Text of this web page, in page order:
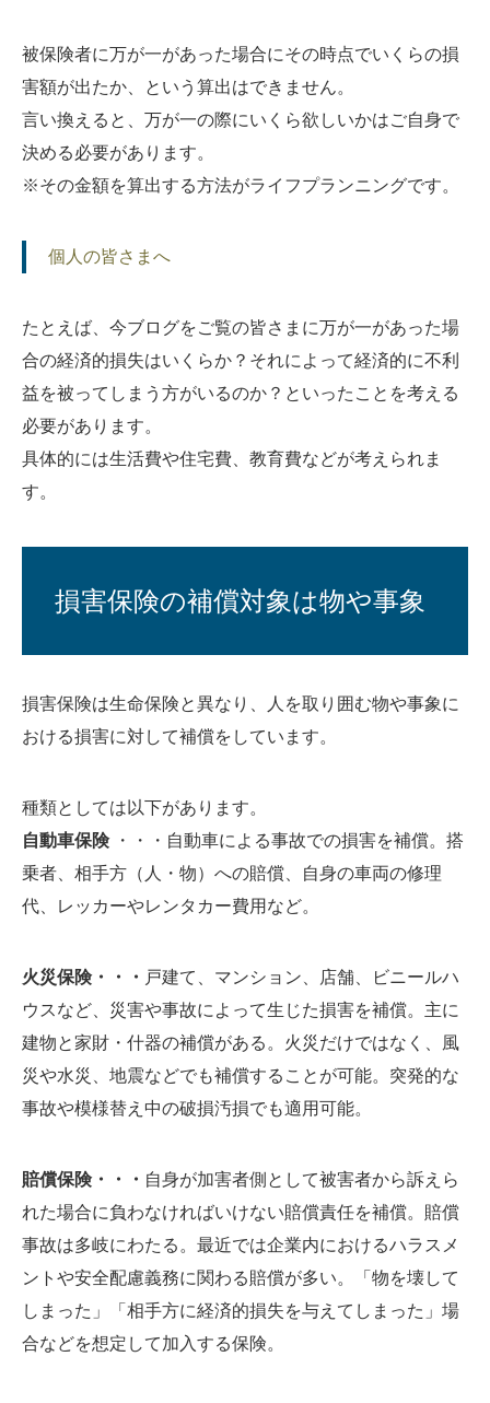
被保険者に万が一があった場合にその時点でいくらの損
害額が出たか、という算出はできません。
言い換えると、万が一の際にいくら欲しいかはご自身で
決める必要があります。
※その金額を算出する方法がライフプランニングです。
個人の皆さまへ
たとえば、今ブログをご覧の皆さまに万が一があった場
合の経済的損失はいくらか？それによって経済的に不利
益を被ってしまう方がいるのか？といったことを考える
必要があります。
具体的には生活費や住宅費、教育費などが考えられま
す。
損害保険の補償対象は物や事象
損害保険は生命保険と異なり、人を取り囲む物や事象に
おける損害に対して補償をしています。
種類としては以下があります。
自動車保険・・・自動車による事故での損害を補償。搭
乗者、相手方（人・物）への賠償、自身の車両の修理
代、レッカーやレンタカー費用など。
火災保険・・・ 戸建て、マンション、店舗、ビニールハ
ウスなど、災害や事故によって生じた損害を補償。主に
建物と家財・什器の補償がある。火災だけではなく、風
災や水災、地震などでも補償することが可能。突発的な
事故や模様替え中の破損汚損でも適用可能。
賠償保険・・・ 自身が加害者側として被害者から訴えら
れた場合に負わなければいけない賠償責任を補償。賠償
事故は多岐にわたる。最近では企業内におけるハラスメ
ントや安全配慮義務に関わる賠償が多い。「物を壊して
しまった」「相手方に経済的損失を与えてしまった」場
合などを想定して加入する保険。